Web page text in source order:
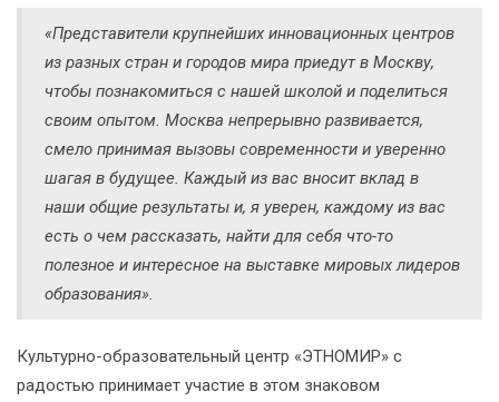
«Представители крупнейших инновационных центров
из разных стран и городов мира приедут в Москву,
чтобы познакомиться с нашей школой и поделиться
своим опытом. Москва непрерывно развивается,
смело принимая вызовы современности и уверенно
шагая в будущее. Каждый из вас вносит вклад в
наши общие результаты и, я уверен, каждому из вас
есть о чем рассказать, найти для себя что-то
полезное и интересное на выставке мировых лидеров
образования».
Культурно-образовательный центр «ЭТНОМИР» с
радостью принимает участие в этом знаковом